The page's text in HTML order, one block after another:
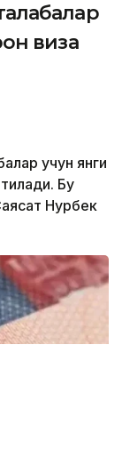
виза
учун янги
Бу
Нурбек